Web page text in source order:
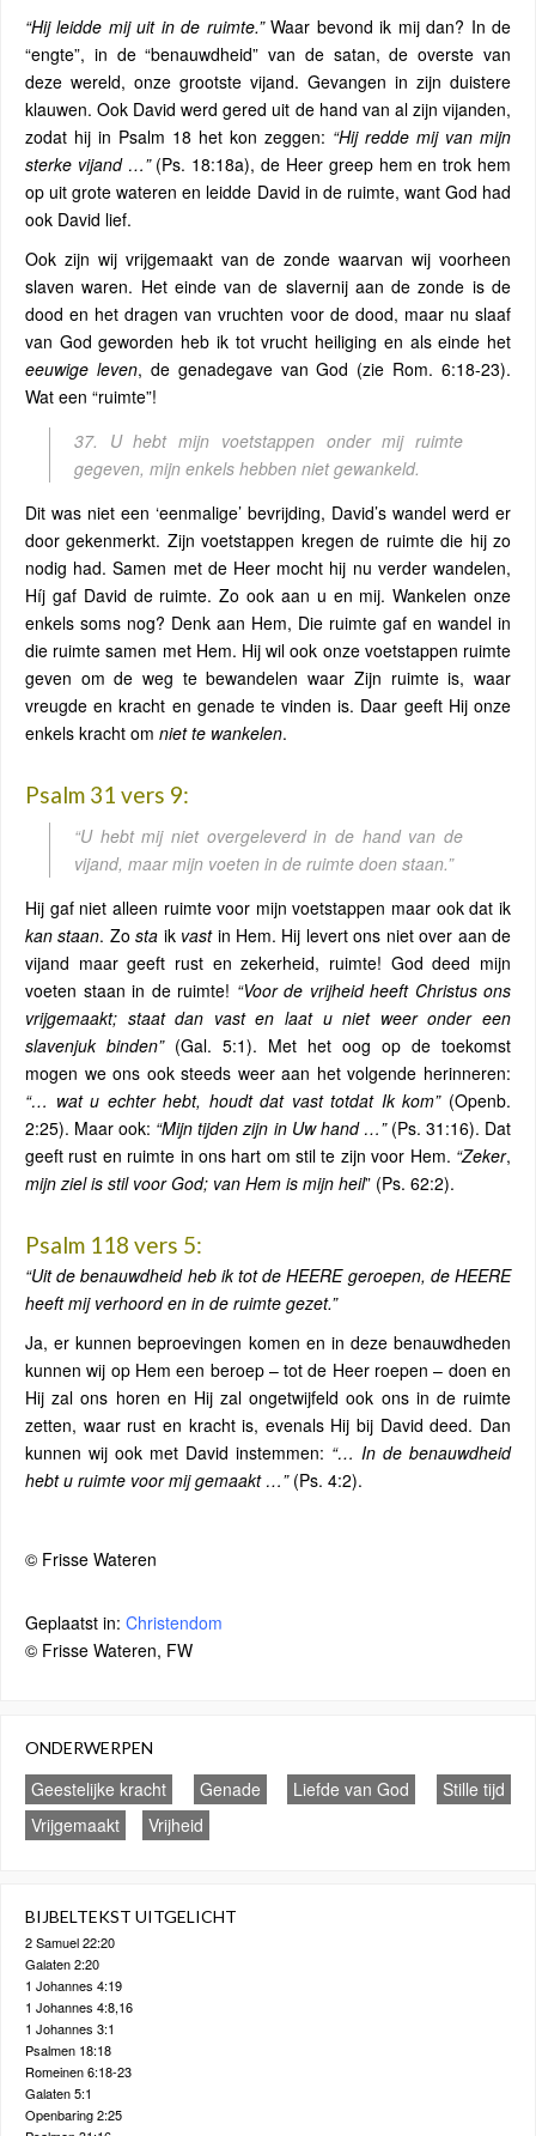
“Hij leidde mij uit in de ruimte.”Waar bevond ik mij dan? In de
“engte”, in de “benauwdheid” van de satan, de overste van
deze wereld, onze grootste vijand. Gevangen in zijn duistere
klauwen. Ook David werd gered uit de hand van al zijn vijanden,
zodat hij in Psalm 18 het kon zeggen: “Hij redde mij van mijn
sterke vijand …”(Ps. 18:18a), de Heer greep hem en trok hem
op uit grote wateren en leidde David in de ruimte, want God had
ook David lief.
Ook zijn wij vrijgemaakt van de zonde waarvan wij voorheen
slaven waren. Het einde van de slavernij aan de zonde is de
dood en het dragen van vruchten voor de dood, maar nu slaaf
van God geworden heb ik tot vrucht heiliging en als einde het
eeuwige leven, de genadegave van God (zie Rom. 6:18-23).
Wat een “ruimte”!
37. U hebtmijn voetstappenonder mij ruimte
gegeven, mijn enkels hebben niet gewankeld.
Dit was niet een ‘eenmalige’ bevrijding, David’s wandel werd er
door gekenmerkt. Zijn voetstappen kregen de ruimte die hij zo
nodig had. Samen met de Heer mocht hij nu verder wandelen,
Híj gaf David de ruimte. Zo ook aan u en mij. Wankelen onze
enkels soms nog? Denk aan Hem, Die ruimte gaf en wandel in
die ruimte samen met Hem. Hij wil ook onze voetstappen ruimte
geven om de weg te bewandelen waar Zijn ruimte is, waar
vreugde en kracht en genade te vinden is. Daar geeft Hij onze
enkels kracht om niet te wankelen.
Psalm 31 vers 9:
“U hebt mij niet overgeleverd in de hand van de
vijand, maar mijn voeten in de ruimte doen staan.”
Hij gaf niet alleen ruimte voor mijn voetstappen maar ook dat ik
kan staan. Zosta ik vastin Hem. Hij levert ons niet over aan de
vijand maar geeft rust en zekerheid, ruimte! God deed mijn
voeten staan in de ruimte! “Voor de vrijheid heeft Christus ons
vrijgemaakt; staat dan vasten laat u niet weer onder een
slavenjuk binden”(Gal. 5:1). Met het oog op de toekomst
mogen we ons ook steeds weer aan het volgende herinneren:
“… wat u echter hebt, houdt dat vasttotdat Ik kom”(Openb.
2:25). Maar ook: “Mijn tijden zijn in Uw hand …”(Ps. 31:16). Dat
geeft rust en ruimte in ons hart om stil te zijn voor Hem. “Zeker,
mijn ziel is stilvoor God; van Hem is mijn heil” (Ps. 62:2).
Psalm 118 vers 5:
“Uit debenauwdheidheb ik tot de HEERE geroepen, de HEERE
heeft mij verhoord en in de ruimte gezet.”
Ja, er kunnen beproevingen komen en in deze benauwdheden
kunnen wij op Hem een beroep – tot de Heer roepen – doen en
Hij zal ons horen en Hij zal ongetwijfeld ook ons in de ruimte
zetten, waar rust en kracht is, evenals Hij bij David deed. Dan
kunnen wij ook met David instemmen: “… In de benauwdheid
hebt u ruimte voor mij gemaakt …”(Ps. 4:2).
© Frisse Wateren
Geplaatst in: Christendom
© Frisse Wateren, FW
ONDERWERPEN
Geestelijke kracht Genade Liefde van God
Stille tijd
Vrijgemaakt
Vrijheid
BIJBELTEKST UITGELICHT
2 Samuel 22:20
Galaten 2:20
1 Johannes 4:19
1 Johannes 4:8,16
1 Johannes 3:1
Psalmen 18:18
Romeinen 6:18-23
Galaten 5:1
Openbaring 2:25